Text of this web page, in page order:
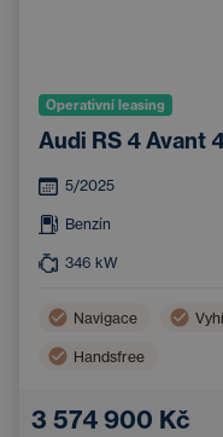
Operativní leasing
Audi RS 4 Avant
5/2025
Benzín
346 kW
Navigace
Handsfree
3 574 900 Kč